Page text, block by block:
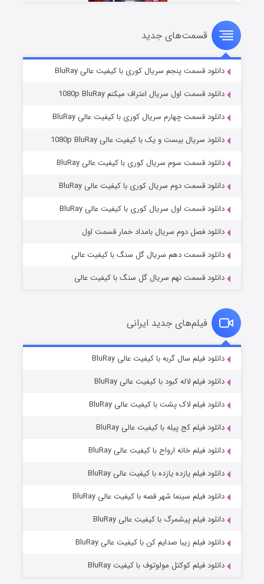
سریال زشت
قسمت2 (زیرنویس) منتشر شد
مردگان متحرک: شهر مرده ۳
قسمت2 (زیرنویس) منتشر شد
قسمت7 (زیرنویس) منتشر شد
قسمت‌های جدید
دانلود قسمت پنجم سریال کوری با کیفیت عالی BluRay
دانلود قسمت اول سریال اعتراف میکنم 1080p BluRay
دانلود قسمت چهارم سریال کوری با کیفیت عالی BluRay
دانلود سریال بیست و یک با کیفیت عالی 1080p BluRay
دانلود قسمت سوم سریال کوری با کیفیت عالی BluRay
دانلود قسمت دوم سریال کوری با کیفیت عالی BluRay
دانلود قسمت اول سریال کوری با کیفیت عالی BluRay
دانلود فصل دوم سریال بامداد خمار قسمت اول
دانلود قسمت دهم سریال گل سنگ با کیفیت عالی
دانلود قسمت نهم سریال گل سنگ با کیفیت عالی
فیلم‌های جدید ایرانی
دانلود فیلم سال گربه با کیفیت عالی BluRay
دانلود فیلم لاله کبود با کیفیت عالی BluRay
دانلود فیلم لاک پشت با کیفیت عالی BluRay
دانلود فیلم کج‌ پیله با کیفیت عالی BluRay
دانلود فیلم خانه ارواح با کیفیت عالی BluRay
دانلود فیلم یازده یازده با کیفیت عالی BluRay
دانلود فیلم سینما شهر قصه با کیفیت عالی BluRay
دانلود فیلم پیشمرگ با کیفیت عالی BluRay
دانلود فیلم زیبا صدایم کن با کیفیت عالی BluRay
دانلود فیلم کوکتل مولوتوف با کیفیت BluRay